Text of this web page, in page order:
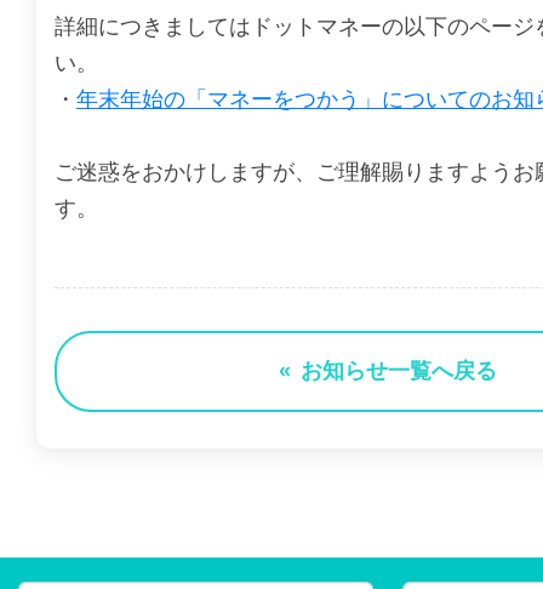
詳細につきましてはドットマネーの以下のページ
い。
・ 年末年始の「マネーをつかう」についてのお知
ご迷惑をおかけしますが、ご理解賜りますようお
す。
お知らせ一覧へ戻る